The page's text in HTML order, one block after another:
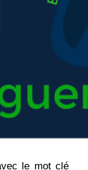
le mot clé